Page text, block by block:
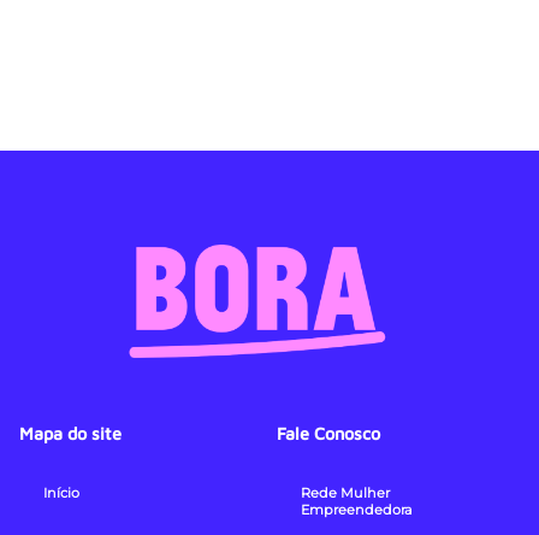
Mapa do site
Início
Fale Conosco
Rede Mulher
Empreendedora